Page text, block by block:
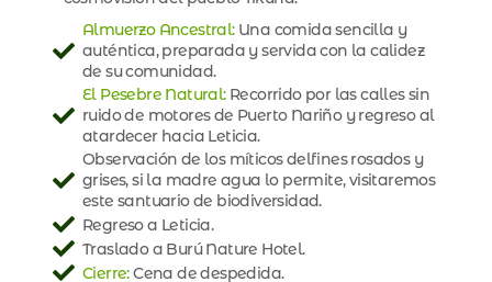
Almuerzo Ancestral:Una comida sencilla y
auténtica, preparada y servida con la calidez
de su comunidad.
El Pesebre Natural:Recorrido por las calles sin
ruido de motores de Puerto Nariño y regreso al
atardecer hacia Leticia.
Observación de los míticos delfines rosados y
grises, si la madre agua lo permite, visitaremos
este santuario de biodiversidad.
Regreso a Leticia.
Traslado a Burú Nature Hotel.
Cierre:Cena de despedida.